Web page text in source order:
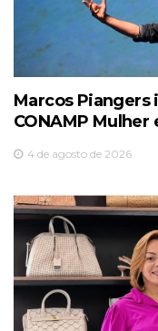
Marcos Piangers
CONAMP Mulher
4 de agosto de 2026